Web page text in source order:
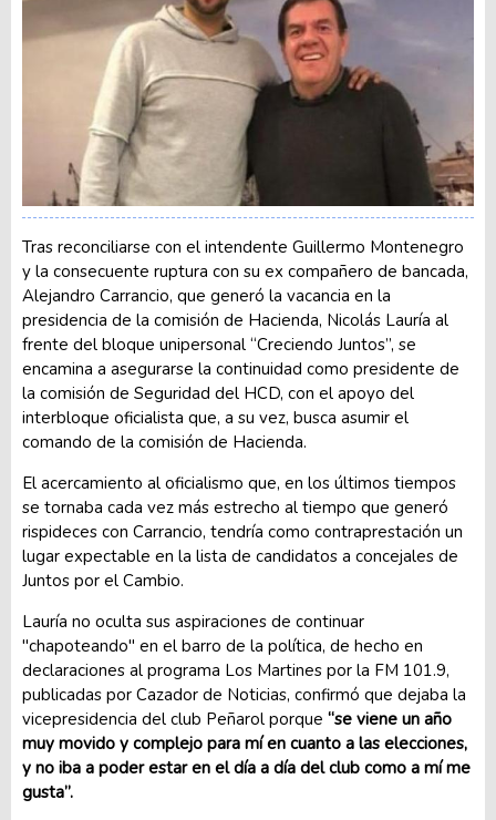
Tras reconciliarse con el intendente Guillermo Montenegro
y la consecuente ruptura con su ex compañero de bancada,
Alejandro Carrancio, que generó la vacancia en la
presidencia de la comisión de Hacienda, Nicolás Lauría al
frente del bloque unipersonal “Creciendo Juntos”, se
encamina a asegurarse la continuidad como presidente de
la comisión de Seguridad del HCD, con el apoyo del
interbloque oficialista que, a su vez, busca asumir el
comando de la comisión de Hacienda.
El acercamiento al oficialismo que, en los últimos tiempos
se tornaba cada vez más estrecho al tiempo que generó
rispideces con Carrancio, tendría como contraprestación un
lugar expectable en la lista de candidatos a concejales de
Juntos por el Cambio.
Lauría no oculta sus aspiraciones de continuar
"chapoteando" en el barro de la política, de hecho en
declaraciones al programa Los Martines por la FM 101.9,
publicadas por Cazador de Noticias, confirmó que dejaba la
vicepresidencia del club Peñarol porque “se viene un año
muy movido y complejo para mí en cuanto a las elecciones,
y no iba a poder estar en el día a día del club como a mí me
gusta”.